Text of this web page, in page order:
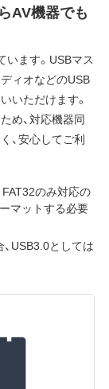
AV機器でも
います。USBマス
ィオなどのUSB
いただけます。
め、対応機器同
、安心してご利
のみ対応の
マットする必要
USB3.0としては